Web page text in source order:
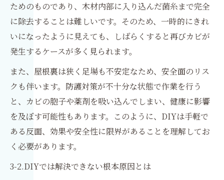
ためのものであり、木材内部に入り込んだ菌糸まで完全
に除去することは難しいです。そのため、一時的にきれ
いになったように見えても、しばらくすると再びカビが
発生するケースが多く見られます。
また、屋根裏は狭く足場も不安定なため、安全面のリス
クも伴います。防護対策が不十分な状態で作業を行う
と、カビの胞子や薬剤を吸い込んでしまい、健康に影響
を及ぼす可能性もあります。このように、DIYは手軽で
ある反面、効果や安全性に限界があることを理解してお
く必要があります。
3-2.DIYでは解決できない根本原因とは